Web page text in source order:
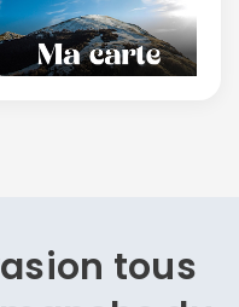
tous